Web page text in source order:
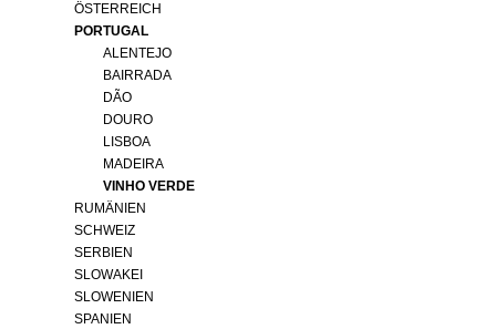
ÖSTERREICH
PORTUGAL
ALENTEJO
BAIRRADA
DÃO
DOURO
LISBOA
MADEIRA
VINHO VERDE
RUMÄNIEN
SCHWEIZ
SERBIEN
SLOWAKEI
SLOWENIEN
SPANIEN